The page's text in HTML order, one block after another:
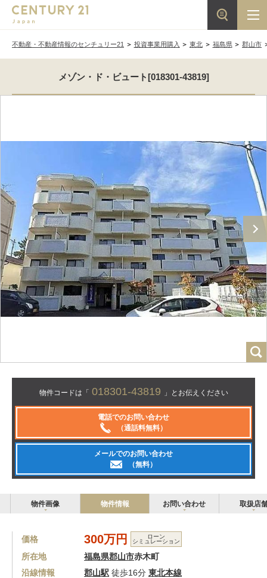
不動産・不動産情報のセンチュリー21 投資事業用購入 東北 福島県 郡山市
メゾン・ド・ビュート[018301-43819]
物件コードは「 018301-43819 」とお伝えください
電話でのお問い合わせ
（通話料無料）
メールでのお問い合わせ
（無料）
物件画像 物件情報 お問い合わせ 取扱店
価格 300万円 ローン
シミュレーション
所在地 福島県郡山市赤木町
沿線情報
郡山駅 徒歩16分 東北本線